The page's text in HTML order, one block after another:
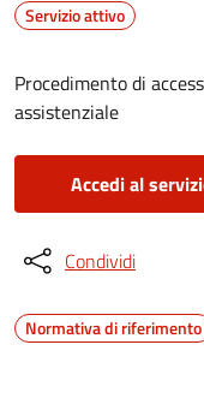
Servizio attivo
Procedimento di
assistenziale
Accedi al
Condividi
Normativa di riferimento